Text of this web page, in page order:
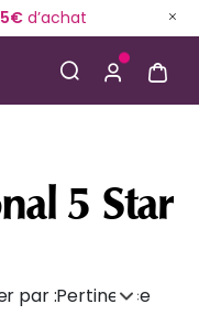
d’achat
5 Star
par :Pertinence